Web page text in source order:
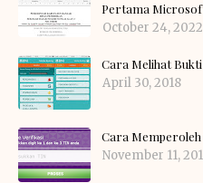
Pertama
October 24, 2022
Cara Melihat
April 30, 2018
Cara
November 11,